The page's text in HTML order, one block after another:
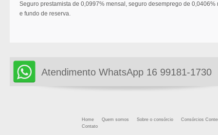
Seguro prestamista de 0,0997% mensal, seguro desemprego de 0,0406%
e fundo de reserva.
Atendimento WhatsApp 16 99181-1730
Home Quem somos Sobre o consórcio
Consórcios
Contato